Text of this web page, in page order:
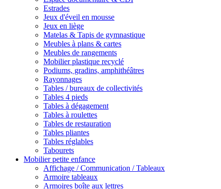
Estrades
Jeux d'éveil en mousse
Jeux en liège
Matelas & Tapis de gymnastique
Meubles à plans & cartes
Meubles de rangements
Mobilier plastique recyclé
Podiums, gradins, amphithéâtres
Rayonnages
Tables / bureaux de collectivités
Tables 4 pieds
Tables à dégagement
Tables à roulettes
Tables de restauration
Tables pliantes
Tables réglables
Tabourets
Mobilier petite enfance
Affichage / Communication / Tableaux
Armoire tableaux
Armoires boîte aux lettres